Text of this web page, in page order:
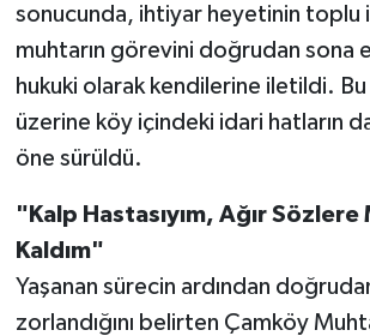
sonucunda, ihtiyar heyetinin toplu
muhtarın görevini doğrudan sona
hukuki olarak kendilerine iletildi.
üzerine köy içindeki idari hatların
öne sürüldü.
"Kalp Hastasıyım, Ağır Sözlere
Kaldım"
Yaşanan sürecin ardından
zorlandığını belirten Çamköy